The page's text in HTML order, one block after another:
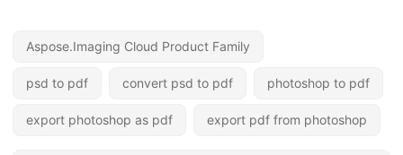
Aspose.Imaging Cloud Product Family
psd to pdf convert psd to pdf photoshop to pdf
export photoshop as pdf export pdf from photoshop